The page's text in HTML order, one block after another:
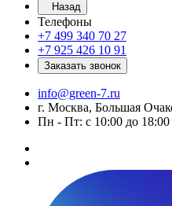
Назад
Телефоны
+7 499 340 70 27
+7 925 426 10 91
Заказать звонок
info@green-7.ru
г. Москва, Большая
Пн - Пт: с 10:00 до 18:00